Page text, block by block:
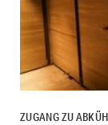
ZUGANG ZU